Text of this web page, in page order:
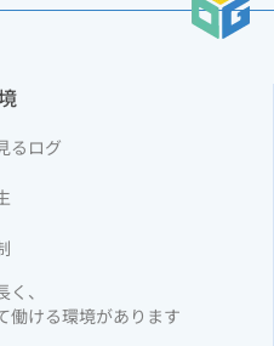
るログ
、
働ける環境があります